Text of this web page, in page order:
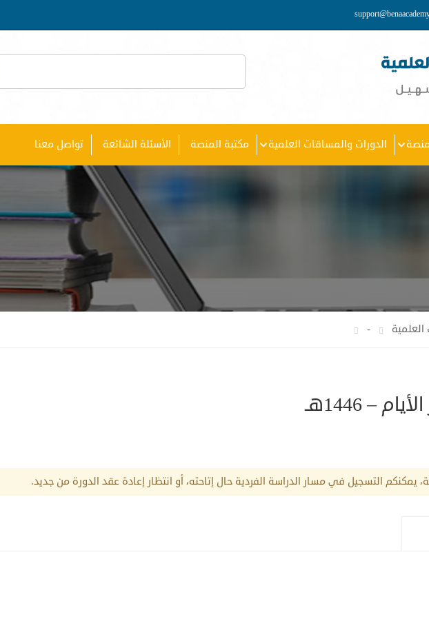
الدورات والمساقات العلمية مكتبة المنصة الأسئلة الشائعة تواصل معنا
العلمية -
– 1446هـ
يمكنكم التسجيل في مسار الدراسة الفردية حال إتاحته، أو انتظار إعادة عقد الدورة من جديد.